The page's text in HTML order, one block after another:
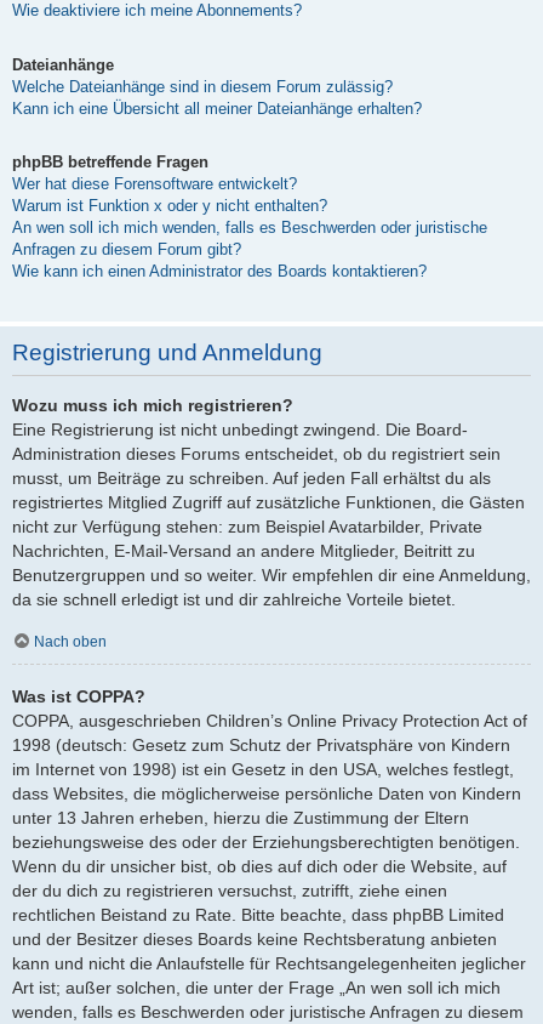
Wie deaktiviere ich meine Abonnements?
Dateianhänge
Welche Dateianhänge sind in diesem Forum zulässig?
Kann ich eine Übersicht all meiner Dateianhänge erhalten?
phpBB betreffende Fragen
Wer hat diese Forensoftware entwickelt?
Warum ist Funktion x oder y nicht enthalten?
An wen soll ich mich wenden, falls es Beschwerden oder juristische
Anfragen zu diesem Forum gibt?
Wie kann ich einen Administrator des Boards kontaktieren?
Registrierung und Anmeldung
Wozu muss ich mich registrieren?
Eine Registrierung ist nicht unbedingt zwingend. Die Board-
Administration dieses Forums entscheidet, ob du registriert sein
musst, um Beiträge zu schreiben. Auf jeden Fall erhältst du als
registriertes Mitglied Zugriff auf zusätzliche Funktionen, die Gästen
nicht zur Verfügung stehen: zum Beispiel Avatarbilder, Private
Nachrichten, E-Mail-Versand an andere Mitglieder, Beitritt zu
Benutzergruppen und so weiter. Wir empfehlen dir eine Anmeldung,
da sie schnell erledigt ist und dir zahlreiche Vorteile bietet.
Nach oben
Was ist COPPA?
COPPA, ausgeschrieben Children’s Online Privacy Protection Act of
1998 (deutsch: Gesetz zum Schutz der Privatsphäre von Kindern
im Internet von 1998) ist ein Gesetz in den USA, welches festlegt,
dass Websites, die möglicherweise persönliche Daten von Kindern
unter 13 Jahren erheben, hierzu die Zustimmung der Eltern
beziehungsweise des oder der Erziehungsberechtigten benötigen.
Wenn du dir unsicher bist, ob dies auf dich oder die Website, auf
der du dich zu registrieren versuchst, zutrifft, ziehe einen
rechtlichen Beistand zu Rate. Bitte beachte, dass phpBB Limited
und der Besitzer dieses Boards keine Rechtsberatung anbieten
kann und nicht die Anlaufstelle für Rechtsangelegenheiten jeglicher
Art ist; außer solchen, die unter der Frage „An wen soll ich mich
wenden, falls es Beschwerden oder juristische Anfragen zu diesem